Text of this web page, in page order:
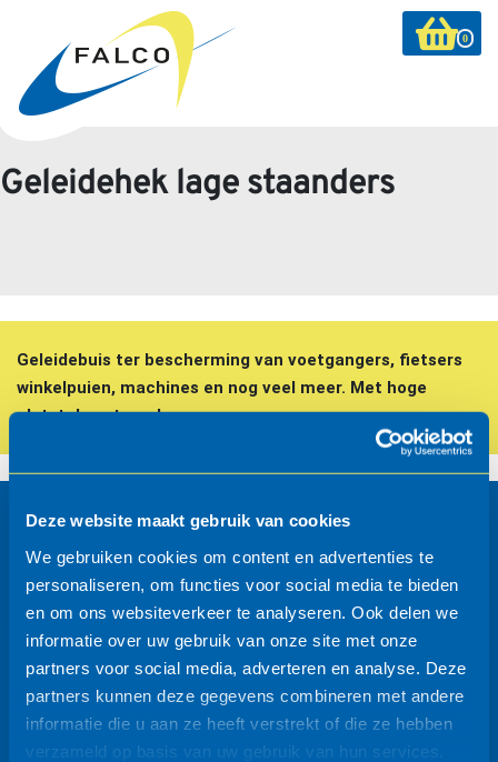
Deze website maakt gebruik van cookies
We gebruiken cookies om content en advertenties te
personaliseren, om functies voor social media te bieden
en om ons websiteverkeer te analyseren. Ook delen we
informatie over uw gebruik van onze site met onze
partners voor social media, adverteren en analyse. Deze
partners kunnen deze gegevens combineren met andere
informatie die u aan ze heeft verstrekt of die ze hebben
verzameld op basis van uw gebruik van hun services.
Geleidehek lage staanders
Geleidebuis ter bescherming van voetgangers, fietsers
winkelpuien, machines en nog veel meer. Met hoge
platstalen staanders.
Eigenschappen
Verkeersgeleiders
Verkeersvoorzieningen
breedte (mm): 76
76
hoogte (mm) : 200
hoogte boven MV (mm): 200
ligger: staal thermisch verzinkt diam. 76 mm
lengte (mm)
0